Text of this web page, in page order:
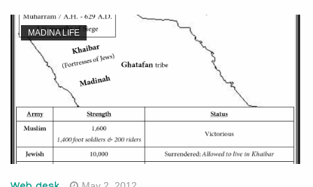
MADINA LIFE